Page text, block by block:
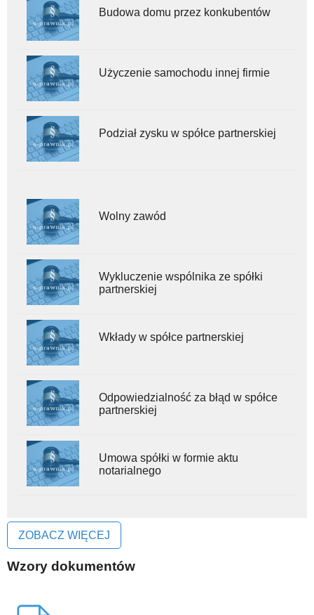
Budowa domu przez konkubentów
Użyczenie samochodu innej firmie
Podział zysku w spółce partnerskiej
Wolny zawód
Wykluczenie wspólnika ze spółki
partnerskiej
Wkłady w spółce partnerskiej
Odpowiedzialność za błąd w spółce
partnerskiej
Umowa spółki w formie aktu
notarialnego
ZOBACZ WIĘCEJ
Wzory dokumentów